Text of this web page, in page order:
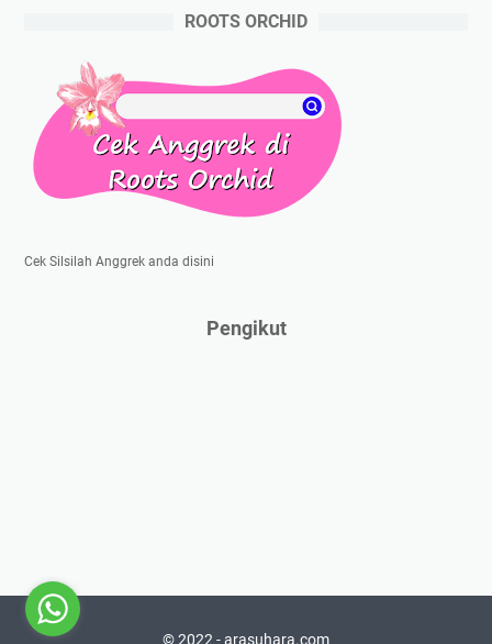
ROOTS ORCHID
Cek Silsilah Anggrek anda disini
Pengikut
© 2022 - arasuhara.com